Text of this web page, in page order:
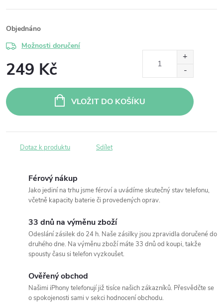
Objednáno
Možnosti doručení
249 Kč
cena:
VLOŽIT DO KOŠÍKU
Dotaz k produktu Sdílet
Férový nákup
Jako jediní na trhu jsme féroví a uvádíme skutečný stav telefonu,
včetně kapacity baterie či provedených oprav.
33 dnů na výměnu zboží
Odeslání zásilek do 24 h. Naše zásilky jsou zpravidla doručené do
druhého dne. Na výměnu zboží máte 33 dnů od koupi, takže
spousty času si telefon vyzkoušet.
Ověřený obchod
Našimi iPhony telefonují již tisíce našich zákazníků. Přesvědčte se
o spokojenosti sami v sekci hodnocení obchodu.